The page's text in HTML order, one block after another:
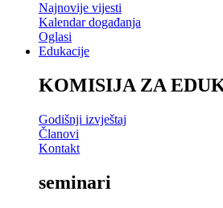
Najnovije vijesti
Kalendar događanja
Oglasi
Edukacije
KOMISIJA ZA
Godišnji izvještaj
Članovi
Kontakt
seminari